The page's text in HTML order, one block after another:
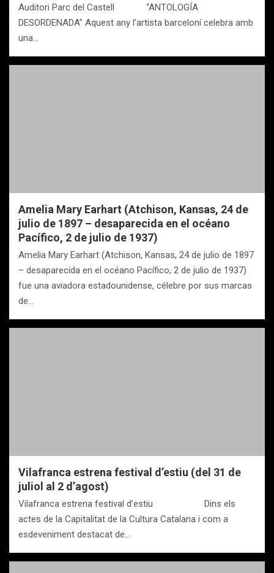
Auditori Parc del Castell “ANTOLOGÍA
DESORDENADA” Aquest any l’artista barceloní celebra amb
una…
Amelia Mary Earhart (Atchison, Kansas, 24 de
julio de 1897 – desaparecida en el océano
Pacífico, 2 de julio de 1937)
Amelia Mary Earhart (Atchison, Kansas, 24 de julio de 1897
– desaparecida en el océano Pacífico, 2 de julio de 1937)
fue una aviadora estadounidense, célebre por sus marcas
de…
Vilafranca estrena festival d’estiu (del 31 de
juliol al 2 d’agost)
Vilafranca estrena festival d’estiu Dins els
actes de la Capitalitat de la Cultura Catalana i com a
esdeveniment destacat de…